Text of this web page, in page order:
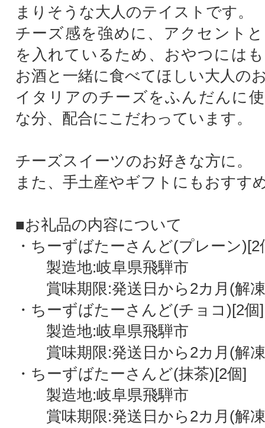
まりそうな大人のテイストです。
チーズ感を強めに、アクセント
を入れているため、おやつには
お酒と一緒に食べてほしい大人の
イタリアのチーズをふんだんに
な分、配合にこだわっています。
チーズスイーツのお好きな方に。
また、手土産やギフトにもおすす
■お礼品の内容について
・ちーずばたーさんど(プレーン)[2
製造地:岐阜県飛騨市
賞味期限:発送日から2カ月(解
・ちーずばたーさんど(チョコ)[2個]
製造地:岐阜県飛騨市
賞味期限:発送日から2カ月(解
・ちーずばたーさんど(抹茶)[2個]
製造地:岐阜県飛騨市
賞味期限:発送日から2カ月(解